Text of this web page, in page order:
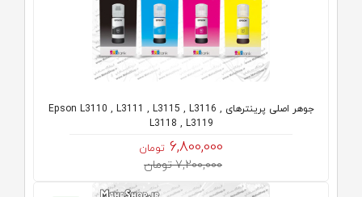
جوهر اصلی پرینترهای Epson L3110 , L3111 , L3115 , L3116 ,
L3118 , L3119
6,800,000 تومان
7,200,000 تومان